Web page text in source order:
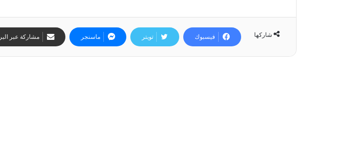
شاركها فيسبوك تويتر ماسنجر مشاركة عبر